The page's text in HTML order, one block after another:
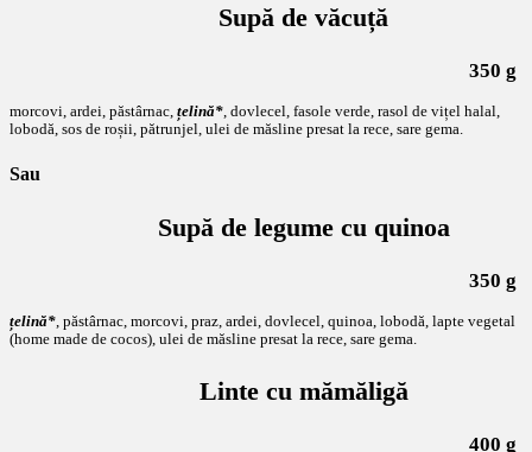
Supă de văcuță
350 g
morcovi, ardei, păstârnac, țelină*, dovlecel, fasole verde, rasol de vițel halal,
lobodă, sos de roșii, pătrunjel, ulei de măsline presat la rece, sare gema.
Sau
Supă de legume cu quinoa
350 g
țelină*, păstârnac, morcovi, praz, ardei, dovlecel, quinoa, lobodă, lapte vegetal
(home made de cocos), ulei de măsline presat la rece, sare gema.
Linte cu mămăligă
400 g